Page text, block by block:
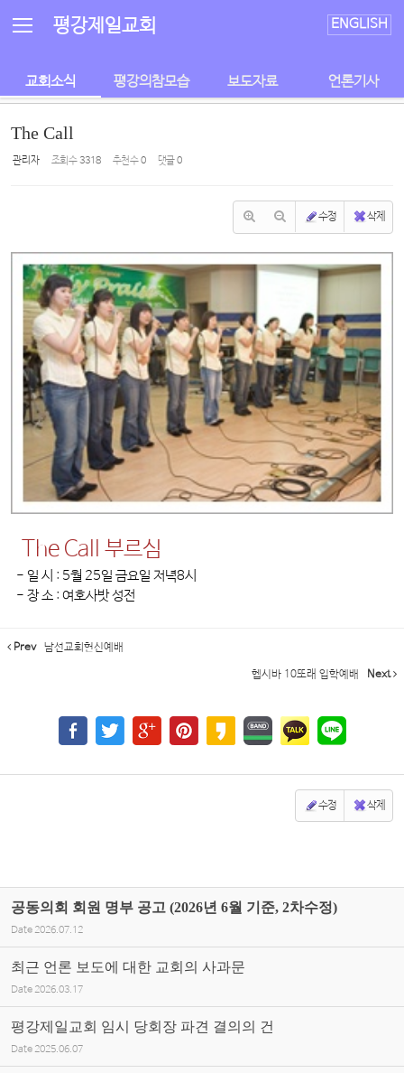
평강제일교회 ENGLISH
교회소식 평강의참모습 보도자료 언론기사
The Call
관리자 조회 수3318 추천 수0 댓글0
수정 삭제
The Call 부르심
- 일 시 : 5월 25일 금요일 저녁8시
- 장 소 : 여호사밧 성전
Prev 남선교회헌신예배
헵시바 10또래 입학예배 Next
수정 삭제
공동의회 회원 명부 공고 (2026년 6월 기준, 2차수정)
Date 2026.07.12
최근 언론 보도에 대한 교회의 사과문
Date 2026.03.17
평강제일교회 임시 당회장 파견 결의의 건
Date 2025.06.07